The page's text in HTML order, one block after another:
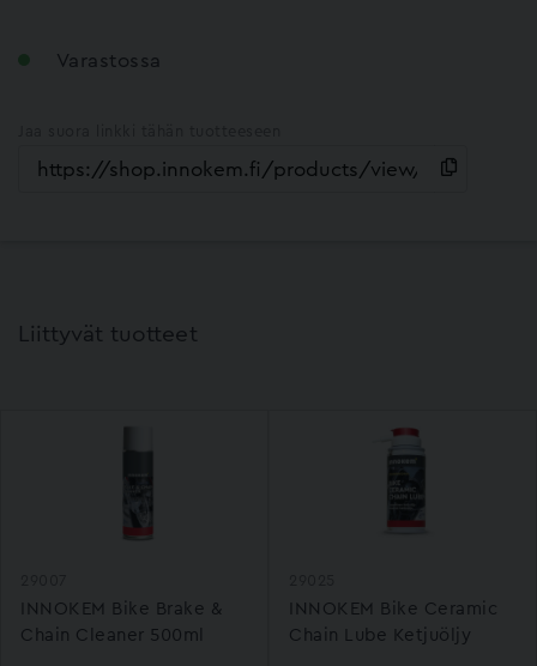
Varastossa
Liittyvät tuotteet
INNOKEM Bike Brake &
Chain Cleaner 500ml
INNOKEM Bike Ceramic
Chain Lube Ketjuöljy